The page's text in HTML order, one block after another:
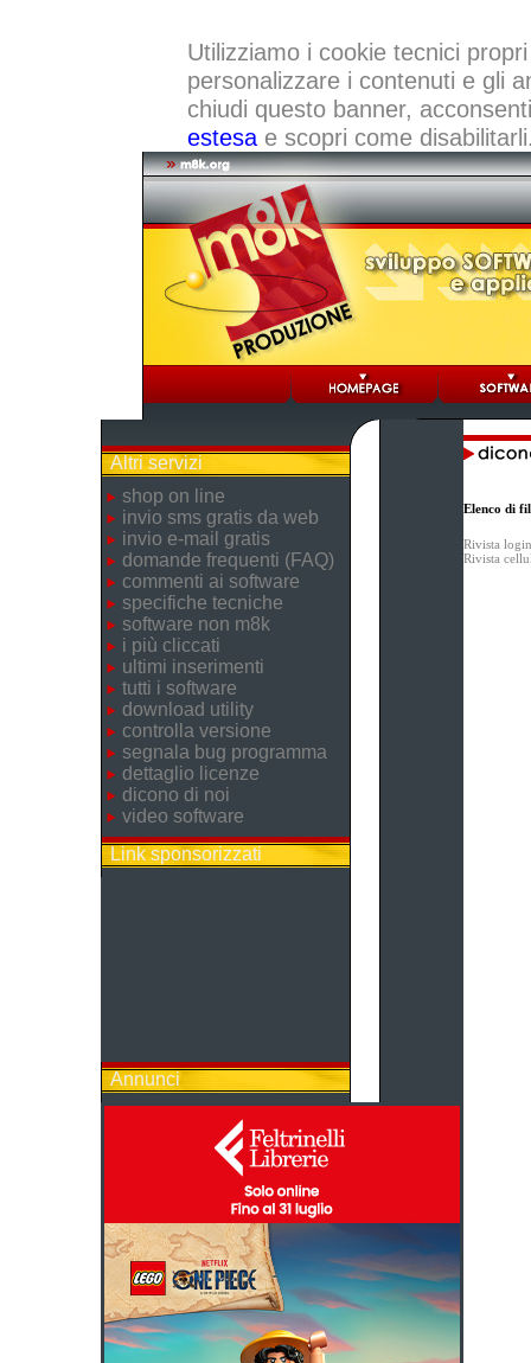
Utilizziamo i cookie tecnici
personalizzare i contenuti e gli
chiudi questo banner,
estesae scopri come
Altri servizi
shop on line
invio sms gratis da web
invio e-mail gratis
domande frequenti (FAQ)
commenti ai software
specifiche tecniche
software non m8k
i più cliccati
ultimi inserimenti
tutti i software
download utility
controlla versione
segnala bug programma
dettaglio licenze
dicono di noi
video software
Link sponsorizzati
Annunci
Elenco di
Rivista
Rivista